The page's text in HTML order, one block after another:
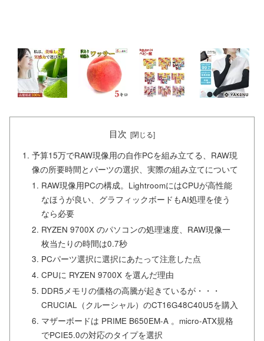
目次
予算15万でRAW現像用の自作PCを組み立てる、RAW現
像の所要時間とパーツの選択、実際の組み立てについて
RAW現像用PCの構成。LightroomにはCPUが高性能
なほうが良い、グラフィックボードもAI処理を使う
なら必要
RYZEN 9700X のパソコンの処理速度、RAW現像一
枚当たりの時間は0.7秒
PCパーツ選択に選択にあたって注意した点
CPUに RYZEN 9700X を選んだ理由
DDR5メモリの価格の高騰が起きているが・・・
CRUCIAL（クルーシャル）のCT16G48C40U5を購入
マザーボードは PRIME B650EM-A 。micro-ATX規格
でPCIE5.0の対応のタイプを選択